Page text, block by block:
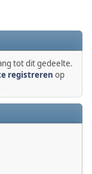
tot dit gedeelte.
registreren op